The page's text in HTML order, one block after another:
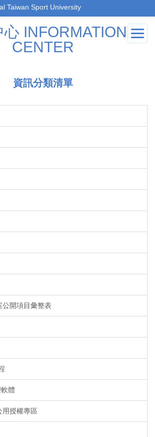
心 INFORMATION
CENTER
資訊分類清單
開項目彙整表
體
用授權專區